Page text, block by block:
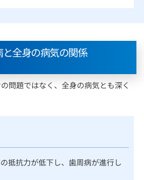
と全身の病気の関係
問題ではなく、全身の病気とも深く
抵抗力が低下し、歯周病が進行し